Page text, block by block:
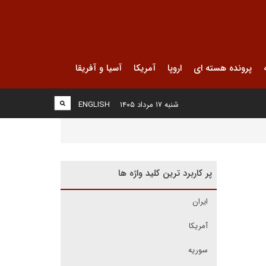
پرونده هسته ای اروپا آمریکا آسیا و آفریقا
ENGLISH شنبه ۱۷ مرداد ۱۴۰۵
پر کاربرد ترین کلید واژه ها
ایران
آمریکا
سوریه